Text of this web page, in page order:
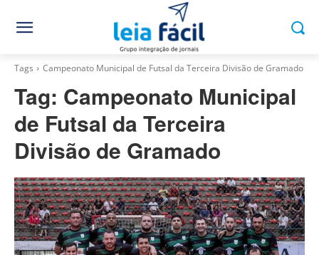
Tags Campeonato Municipal de Futsal da Terceira Divisão de Gramado
Tag: Campeonato Municipal
de Futsal da Terceira
Divisão de Gramado